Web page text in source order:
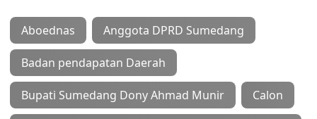
Aboednas Anggota DPRD Sumedang
Badan pendapatan Daerah
Bupati Sumedang Dony Ahmad Munir Calon